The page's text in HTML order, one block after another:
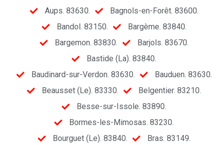
Aups. 83630.
Bagnols-en-Forêt. 83600.
Bandol. 83150.
Bargème. 83840.
Bargemon. 83830.
Barjols. 83670.
Bastide (La). 83840.
Baudinard-sur-Verdon. 83630.
Bauduen. 83630.
Beausset (Le). 83330.
Belgentier. 83210.
Besse-sur-Issole. 83890.
Bormes-les-Mimosas. 83230.
Bourguet (Le). 83840.
Bras. 83149.